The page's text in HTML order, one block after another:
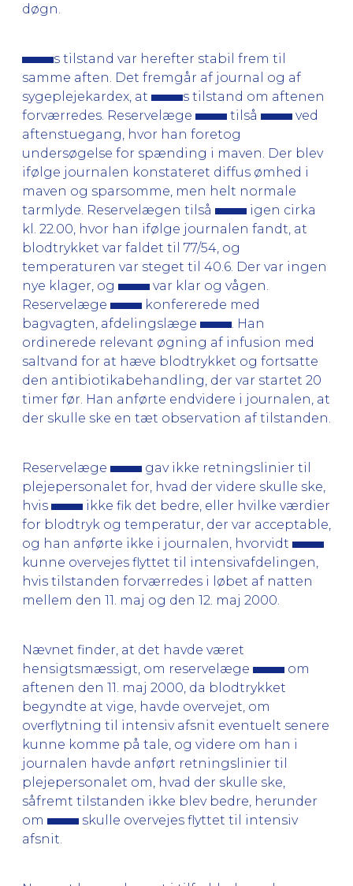
døgn.
s tilstand var herefter stabil frem til
samme aften. Det fremgår af journal og af
sygeplejekardex, at
s tilstand om aftenen
forværredes. Reservelæge
tilså
ved
aftenstuegang, hvor han foretog
undersøgelse for spænding i maven. Der blev
ifølge journalen konstateret diffus ømhed i
maven og sparsomme, men helt normale
tarmlyde. Reservelægen tilså
igen cirka
kl. 22.00, hvor han ifølge journalen fandt, at
blodtrykket var faldet til 77/54, og
temperaturen var steget til 40.6. Der var ingen
nye klager, og
var klar og vågen.
Reservelæge
konfererede med
bagvagten, afdelingslæge
. Han
ordinerede relevant øgning af infusion med
saltvand for at hæve blodtrykket og fortsatte
den antibiotikabehandling, der var startet 20
timer før. Han anførte endvidere i journalen, at
der skulle ske en tæt observation af tilstanden.
Reservelæge
gav ikke retningslinier til
plejepersonalet for, hvad der videre skulle ske,
hvis
ikke fik det bedre, eller hvilke værdier
for blodtryk og temperatur, der var acceptable,
og han anførte ikke i journalen, hvorvidt
kunne overvejes flyttet til intensivafdelingen,
hvis tilstanden forværredes i løbet af natten
mellem den 11. maj og den 12. maj 2000.
Nævnet finder, at det havde været
hensigtsmæssigt, om reservelæge
om
aftenen den 11. maj 2000, da blodtrykket
begyndte at vige, havde overvejet, om
overflytning til intensiv afsnit eventuelt senere
kunne komme på tale, og videre om han i
journalen havde anført retningslinier til
plejepersonalet om, hvad der skulle ske,
såfremt tilstanden ikke blev bedre, herunder
om
skulle overvejes flyttet til intensiv
afsnit.